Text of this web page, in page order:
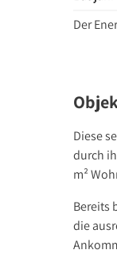
Der
Diese
durch
m²
Bereits
die